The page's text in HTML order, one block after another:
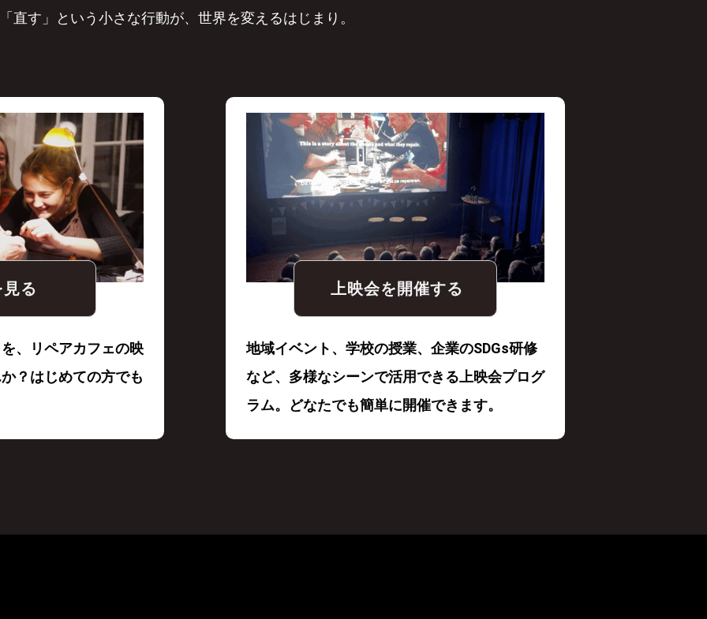
「直す」という小さな行動が、世界を変えるはじまり。
る
、リペアカフェの映
？はじめての方でも
上映会を開催する
地域イベント、学校の授業、企業のSDGs研修
など、多様なシーンで活用できる上映会プログ
ラム。どなたでも簡単に開催できます。